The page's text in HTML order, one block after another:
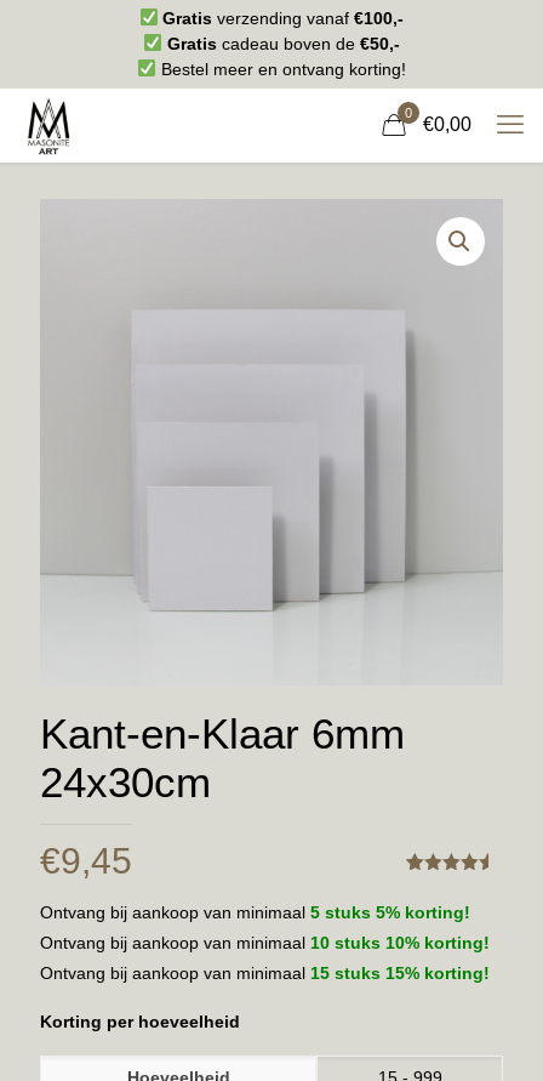
Gratis verzending vanaf€100,-
Gratiscadeau boven de €50,-
Bestel meer en ontvang korting!
0
€0,00
Kant-en-Klaar 6mm
24x30cm
€9,45
Ontvang bij aankoop van minimaal 5 stuks 5% korting!
Ontvang bij aankoop van minimaal 10 stuks 10% korting!
Ontvang bij aankoop van minimaal 15 stuks 15% korting!
Korting per hoeveelheid